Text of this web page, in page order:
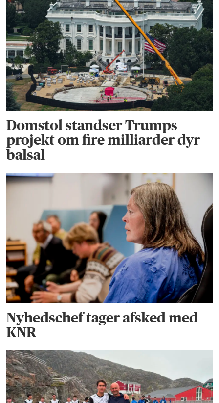
Domstol standser Trumps
projekt om fire milliarder dyr
balsal
Nyhedschef tager afsked med
KNR